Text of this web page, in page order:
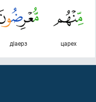
царех
дlаерз